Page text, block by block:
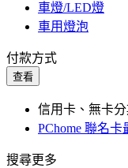
車燈/LED燈
車用燈泡
付款方式
查看
信用卡、無卡
PChome 聯名
搜尋更多